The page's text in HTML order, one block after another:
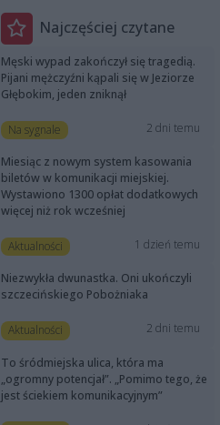
Najczęściej czytane
Męski wypad zakończył się tragedią.
Pijani mężczyźni kąpali się w Jeziorze
Głębokim, jeden zniknął
Na sygnale 2 dni temu
Miesiąc z nowym system kasowania
biletów w komunikacji miejskiej.
Wystawiono 1300 opłat dodatkowych
więcej niż rok wcześniej
Aktualności 1 dzień temu
Niezwykła dwunastka. Oni ukończyli
szczecińskiego Pobożniaka
Aktualności 2 dni temu
To śródmiejska ulica, która ma
„ogromny potencjał”. „Pomimo tego, że
jest ściekiem komunikacyjnym”